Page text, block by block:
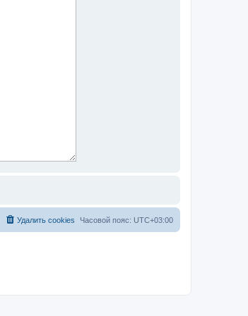
Часовой пояс: UTC+03:00
Удалить cookies